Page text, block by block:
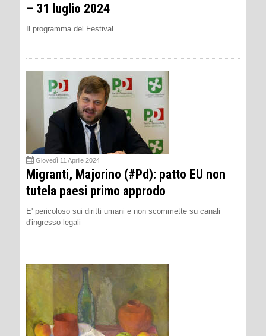
– 31 luglio 2024
Il programma del Festival
Giovedì 11 Aprile 2024
Migranti, Majorino (#Pd): patto EU non
tutela paesi primo approdo
E' pericoloso sui diritti umani e non scommette su canali
d'ingresso legali